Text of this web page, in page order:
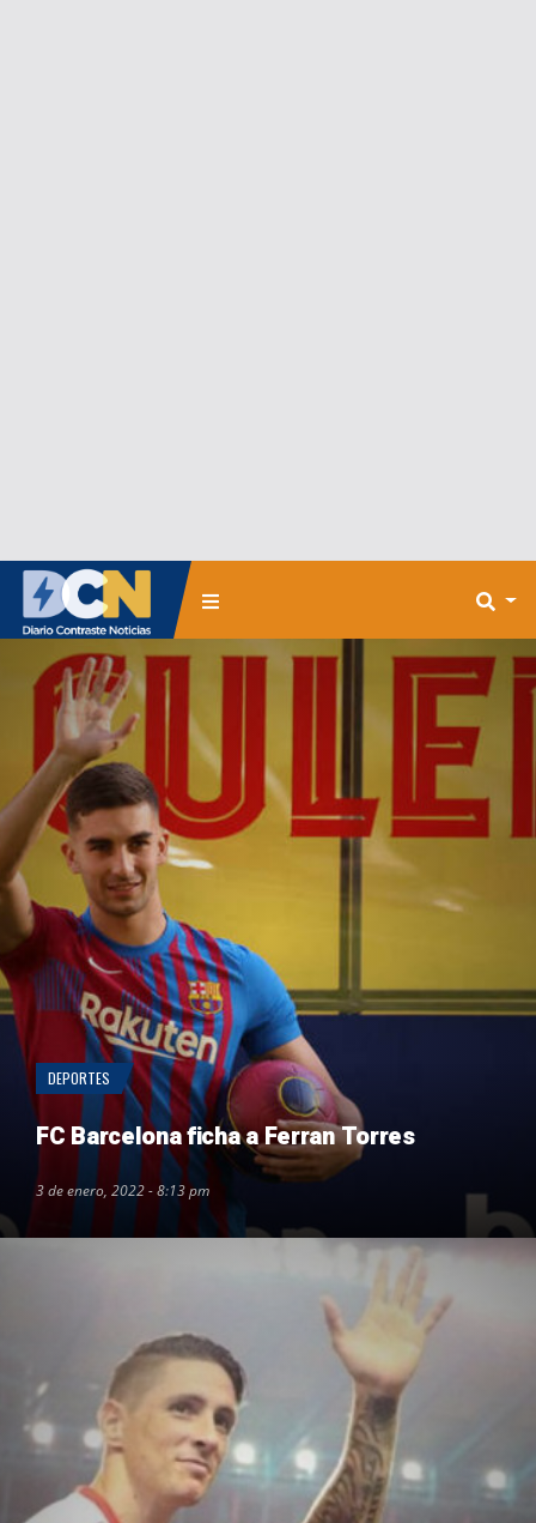
DEPORTES
FC Barcelona ficha a Ferran Torres
3 de enero, 2022 - 8:13 pm